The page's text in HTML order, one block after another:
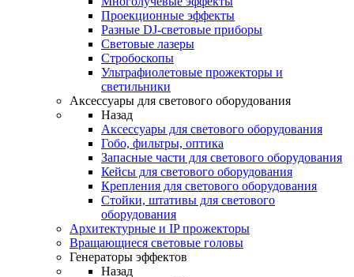
Проекционные эффекты
Разные DJ-световые приборы
Световые лазеры
Стробоскопы
Ультрафиолетовые прожекторы и
светильники
Аксессуары для светового оборудования
Назад
Аксессуары для светового оборудования
Гобо, фильтры, оптика
Запасные части для светового оборудования
Кейсы для светового оборудования
Крепления для светового оборудования
Стойки, штативы для светового
оборудования
Архитектурные и IP прожекторы
Вращающиеся световые головы
Генераторы эффектов
Назад